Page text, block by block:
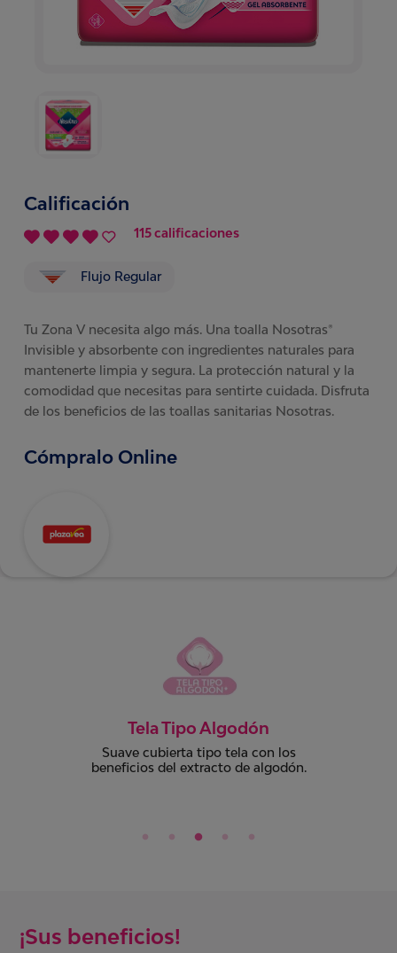
Calificación
115 calificaciones
Flujo Regular
Tu Zona V necesita algo más. Una toalla Nosotras®
Invisible y absorbente con ingredientes naturales para
mantenerte limpia y segura. La protección natural y la
comodidad que necesitas para sentirte cuidada. Disfruta
de los beneficios de las toallas sanitarias Nosotras.
Cómpralo Online
Dermatológicamente
comprobado
Todos nuestros productos cuentan con
¡Sus beneficios!